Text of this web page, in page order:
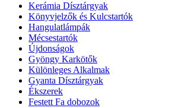
Kerámia Dísztárgyak
Könyvjelzők és Kulcstartók
Hangulatlámpák
Mécsestartók
Újdonságok
Gyöngy Karkötők
Különleges Alkalmak
Gyanta Dísztárgyak
Ékszerek
Festett Fa dobozok